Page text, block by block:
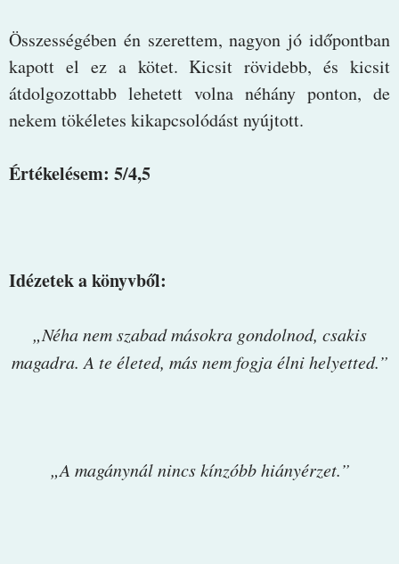
Összességében én szerettem, nagyon jó időpontban
kapott el ez a kötet. Kicsit rövidebb, és kicsit
átdolgozottabb lehetett volna néhány ponton, de
nekem tökéletes kikapcsolódást nyújtott.
Értékelésem: 5/4,5
Idézetek a könyvből:
„Néha nem szabad másokra gondolnod, csakis
magadra. A te életed, más nem fogja élni helyetted.”
„A magánynál nincs kínzóbb hiányérzet.”